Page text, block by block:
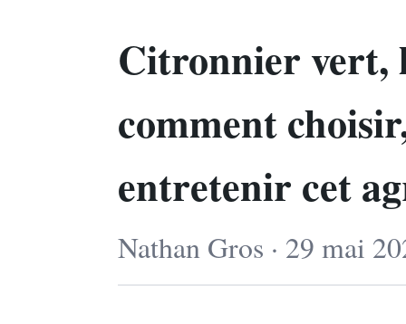
Citronnier
comment
entretenir cet
Nathan Gros · 29 mai